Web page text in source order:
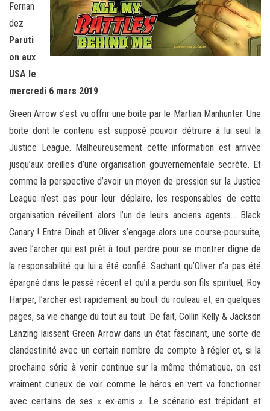
Fernan
dez
Paruti
on aux
USA le
mercredi 6 mars 2019
Green Arrow s’est vu offrir une boite par le Martian Manhunter. Une
boite dont le contenu est supposé pouvoir détruire à lui seul la
Justice League. Malheureusement cette information est arrivée
jusqu’aux oreilles d’une organisation gouvernementale secrète. Et
comme la perspective d’avoir un moyen de pression sur la Justice
League n’est pas pour leur déplaire, les responsables de cette
organisation réveillent alors l’un de leurs anciens agents… Black
Canary ! Entre Dinah et Oliver s’engage alors une course-poursuite,
avec l’archer qui est prêt à tout perdre pour se montrer digne de
la responsabilité qui lui a été confié. Sachant qu’Oliver n’a pas été
épargné dans le passé récent et qu’il a perdu son fils spirituel, Roy
Harper, l’archer est rapidement au bout du rouleau et, en quelques
pages, sa vie change du tout au tout. De fait, Collin Kelly & Jackson
Lanzing laissent Green Arrow dans un état fascinant, une sorte de
clandestinité avec un certain nombre de compte à régler et, si la
prochaine série à venir continue sur la même thématique, on est
vraiment curieux de voir comme le héros en vert va fonctionner
avec certains de ses « ex-amis ». Le scénario est trépidant et